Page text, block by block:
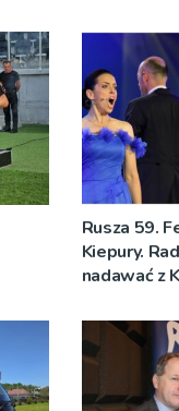
Rusza 59.
Kiepury.
nadawać z